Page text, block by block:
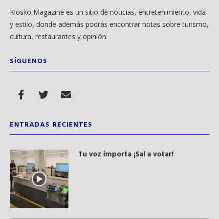
Kiosko Magazine es un sitio de noticias, entretenimiento, vida
y estilo, donde además podrás encontrar notas sobre turismo,
cultura, restaurantes y opinión.
SÍGUENOS
ENTRADAS RECIENTES
Tu voz importa ¡Sal a votar!